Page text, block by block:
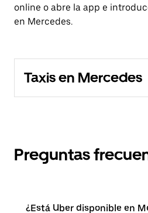
online o abre la app e
en Mercedes.
Taxis en Mercedes
Preguntas
¿Está Uber disponible en